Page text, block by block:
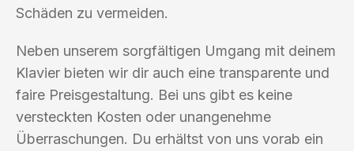
Schäden zu vermeiden.
Neben unserem sorgfältigen Umgang mit deinem
Klavier bieten wir dir auch eine transparente und
faire Preisgestaltung. Bei uns gibt es keine
versteckten Kosten oder unangenehme
Überraschungen. Du erhältst von uns vorab ein